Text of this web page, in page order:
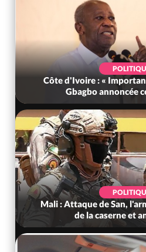
Côte d'Ivoire : «
Gbagbo annoncée
Mali : Attaque de San,
de la caserne et